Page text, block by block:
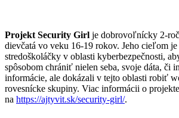
Projekt Security Girl je dobrovoľnícky 2-
dievčatá vo veku 16-19 rokov. Jeho cieľom
stredoškoláčky v oblasti kyberbezpečnosti,
spôsobom chrániť nielen seba, svoje dáta, či
informácie, ale dokázali v tejto oblasti robiť
rovesnícke skupiny. Viac informácii o
na https://ajtyvit.sk/security-girl/.